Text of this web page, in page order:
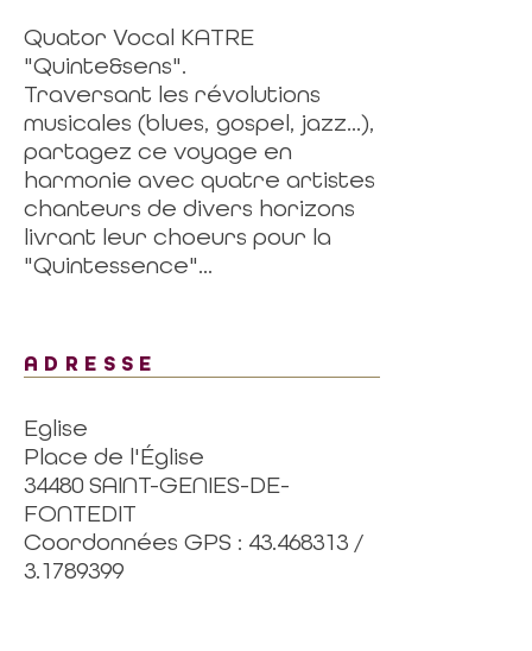
Quator Vocal KATRE
"Quinte&sens".
Traversant les révolutions
musicales (blues, gospel, jazz...),
partagez ce voyage en
harmonie avec quatre artistes
chanteurs de divers horizons
livrant leur choeurs pour la
"Quintessence"...
ADRESSE
Eglise
Place de l'Église
34480 SAINT-GENIES-DE-
FONTEDIT
Coordonnées GPS : 43.468313 /
3.1789399